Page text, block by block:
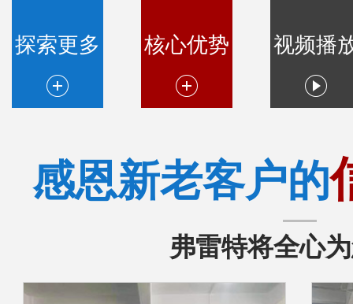
探索更多 核心优势 视频播
感恩新老客户的
弗雷特将全心